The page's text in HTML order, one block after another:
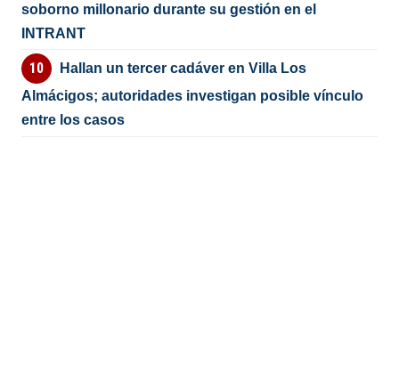
soborno millonario durante su gestión en el
INTRANT
Hallan un tercer cadáver en Villa Los
Almácigos; autoridades investigan posible vínculo
entre los casos